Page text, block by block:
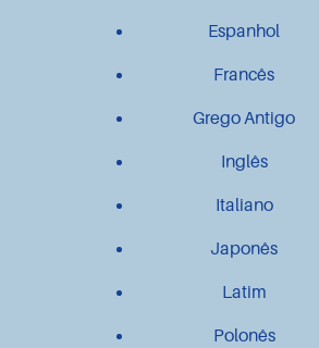
Espanhol
Francês
Grego Antigo
Inglês
Italiano
Japonês
Latim
Polonês